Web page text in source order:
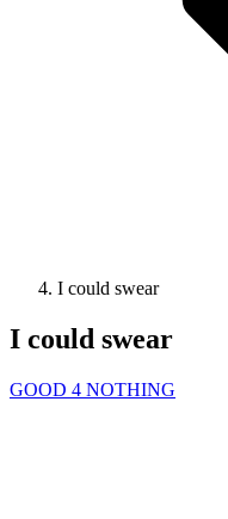
I could swear
I could swear
GOOD 4 NOTHING